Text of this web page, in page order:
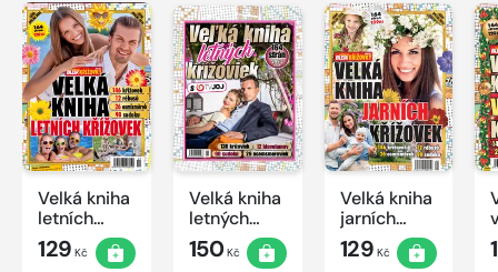
Velká kniha
letních
křížovek
2026
129 Kč
Velká kniha
letných
krížoviek s
TV JOJ
150Kč
Velká kniha
jarních
křížovek
2026
129 Kč